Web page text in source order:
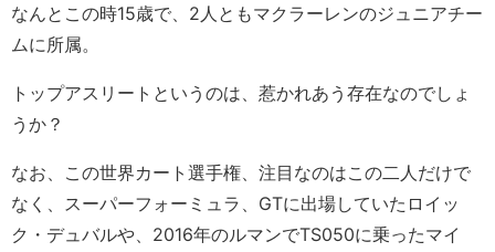
なんとこの時15歳で、2人ともマクラーレンのジュニアチー
ムに所属。
トップアスリートというのは、惹かれあう存在なのでしょ
うか？
なお、この世界カート選手権、注目なのはこの二人だけで
なく、スーパーフォーミュラ、GTに出場していたロイッ
ク・デュバルや、2016年のルマンでTS050に乗ったマイ